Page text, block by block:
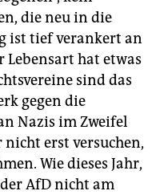
die neu in die
ist tief verankert an
hat etwas
sind das
gegen die
Nazis im Zweifel
erst versuchen,
Wie dieses Jahr,
AfD nicht am